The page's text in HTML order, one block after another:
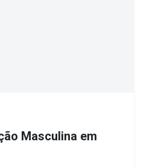
Masculina em